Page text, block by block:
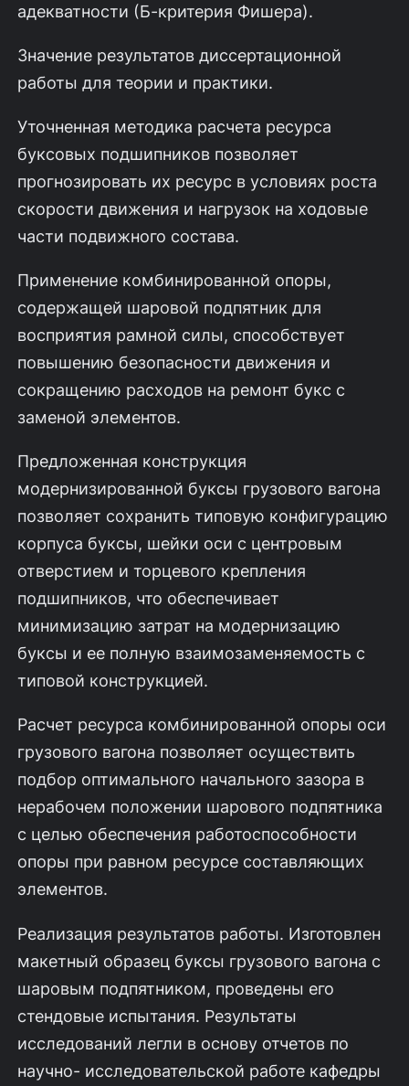
адекватности (Б-критерия Фишера).
Значение результатов диссертационной
работы для теории и практики.
Уточненная методика расчета ресурса
буксовых подшипников позволяет
прогнозировать их ресурс в условиях роста
скорости движения и нагрузок на ходовые
части подвижного состава.
Применение комбинированной опоры,
содержащей шаровой подпятник для
восприятия рамной силы, способствует
повышению безопасности движения и
сокращению расходов на ремонт букс с
заменой элементов.
Предложенная конструкция
модернизированной буксы грузового вагона
позволяет сохранить типовую конфигурацию
корпуса буксы, шейки оси с центровым
отверстием и торцевого крепления
подшипников, что обеспечивает
минимизацию затрат на модернизацию
буксы и ее полную взаимозаменяемость с
типовой конструкцией.
Расчет ресурса комбинированной опоры оси
грузового вагона позволяет осуществить
подбор оптимального начального зазора в
нерабочем положении шарового подпятника
с целью обеспечения работоспособности
опоры при равном ресурсе составляющих
элементов.
Реализация результатов работы. Изготовлен
макетный образец буксы грузового вагона с
шаровым подпятником, проведены его
стендовые испытания. Результаты
исследований легли в основу отчетов по
научно- исследовательской работе кафедры